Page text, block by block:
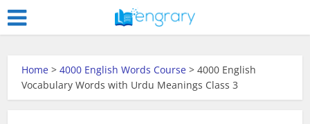
Home >4000 English Words Course >4000 English
Vocabulary Words with Urdu Meanings Class 3